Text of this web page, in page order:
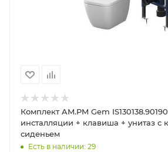
Комплект AM.PM Gem
инсталляции + клавиша + унитаз с
сиденьем
Есть в наличии: 29